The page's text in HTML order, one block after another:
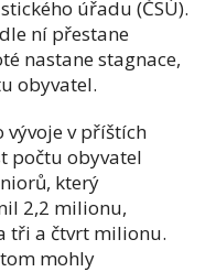
úřadu (ČSÚ).
ní přestane
nastane stagnace,
obyvatel.
vývoje v příštích
počtu obyvatel
který
2,2 milionu,
tři a čtvrt milionu.
mohly